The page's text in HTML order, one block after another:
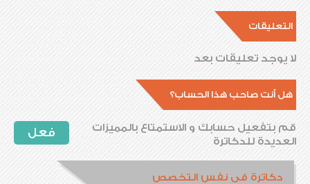
التعليقات
لا يوجد تعليقات بعد
هل أنت صاحب هذا الحساب؟
فعل
قم بتفعيل حسابك و الاستمتاع بالمميزات
العديدة للدكاترة
دكاترة فى نفس التخصص